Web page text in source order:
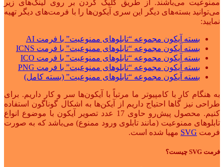
ممنوعیت می‌باشند. از طریق کلیک کردن بر روی لینک‌های زیر
می‌توانید بسته‌های دیگر این سری آیکون‌ها را با فرمت‌های دیگر تهیه
نمایید:
بسته آیکون مجموعه “تابلوهای ممنوعیت” با فرمت AI
بسته آیکون مجموعه “تابلوهای ممنوعیت” با فرمت ICNS
بسته آیکون مجموعه “تابلوهای ممنوعیت” با فرمت ICO
بسته آیکون مجموعه “تابلوهای ممنوعیت” با فرمت PNG
بسته آیکون مجموعه “تابلوهای ممنوعیت” (بسته کامل)
به هنگام کار با کامپیوتر ما مرتباً با آیکون‌ها سر و کار داریم. برای
طراحی نیز گاها احتیاج داریم از آیکن‌ها به اشکال گوناگون استفاده
کنیم. محصول پیش‌رو حاوی 17 عدد تصویر آیکون با موضوع انواع
تابلوهای ممنوعیت (مانند تابلوی ورود ممنوع) می‌باشد که به صورت
فرمت SVG مهیا شده است.
فرمت SVG چیست؟